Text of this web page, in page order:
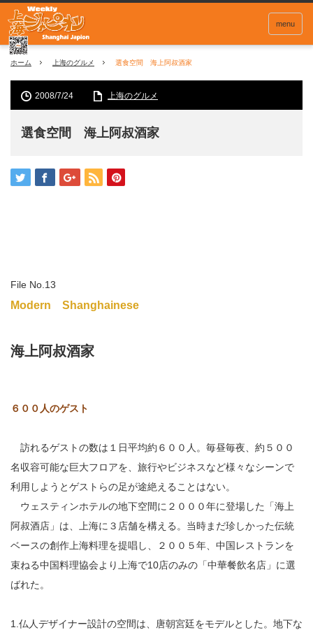
menu
ホーム 上海のグルメ 選食空間 海上阿叔酒家
2008/7/24 上海のグルメ
選食空間 海上阿叔酒家
File No.13
Modern Shanghainese
海上阿叔酒家
６００人のゲスト
訪れるゲストの数は１日平均約６００人。毎昼毎夜、約５００
名収容可能な巨大フロアを、旅行やビジネスなど様々なシーンで
利用しようとゲストらの足が途絶えることはない。
ウェスティンホテルの地下空間に２０００年に登場した「海上
阿叔酒店」は、上海に３店舗を構える。当時まだ珍しかった伝統
ベースの創作上海料理を提唱し、２００５年、中国レストランを
束ねる中国料理協会より上海で10店のみの「中華餐飲名店」に選
ばれた。
1.仏人デザイナー設計の空間は、唐朝宮廷をモデルとした。地下な